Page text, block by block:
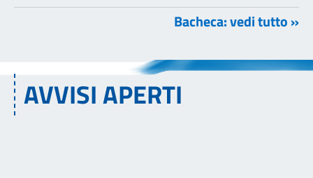
Bacheca: vedi tutto »
AVVISI APERTI